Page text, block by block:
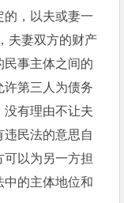
的，以夫或妻一
夫妻双方的财产
民事主体之间的
许第三人为债务
没有理由不让夫
民法的意思自
以为另一方担
中的主体地位和